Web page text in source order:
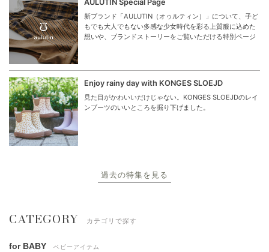
AULUTIN Special Page
新ブランド「AULUTIN（オゥルティン）」について、子ど
もでも大人でもない多感な少女時代を彩る上質服に込めた
想いや、ブランドストーリーをご覧いただける特別ページ
Enjoy rainy day with KONGES SLOEJD
見た目がかわいいだけじゃない。KONGES SLOEJDのレイ
ンブーツのいいところを掘り下げました。
過去の特集を見る
CATEGORY カテゴリで探す
for BABY ベビーアイテム